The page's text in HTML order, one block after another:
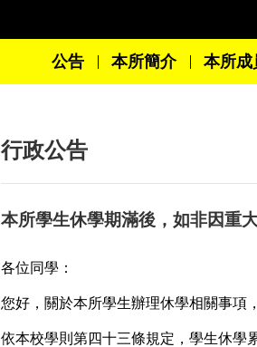
公告 本所簡介 本所成
行政公告
本所學生休學期滿後，如非因重
各位同學：
您好，關於本所學生辦理休學相關事項
依本校學則第四十三條規定，學生休學